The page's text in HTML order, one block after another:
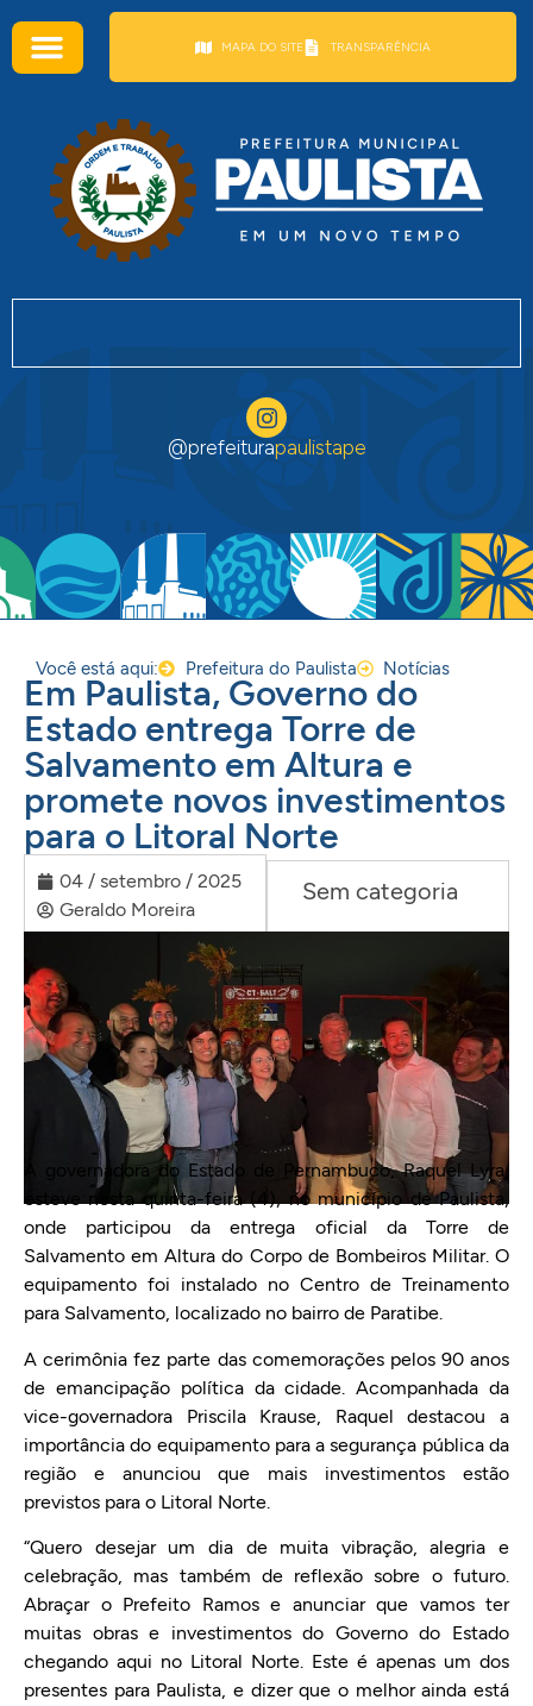
MAPA DO SITE TRANSPARÊNCIA
@prefeiturapaulistape
Você está aqui: Prefeitura do Paulista Notícias
Em Paulista, Governo do
Estado entrega Torre de
Salvamento em Altura e
promete novos investimentos
para o Litoral Norte
04 / setembro / 2025
Geraldo Moreira
Sem categoria
A governadora do Estado de Pernambuco, Raquel Lyra,
esteve nesta quinta-feira (4), no município de Paulista,
onde participou da entrega oficial da Torre de
Salvamento em Altura do Corpo de Bombeiros Militar. O
equipamento foi instalado no Centro de Treinamento
para Salvamento, localizado no bairro de Paratibe.
A cerimônia fez parte das comemorações pelos 90 anos
de emancipação política da cidade. Acompanhada da
vice-governadora Priscila Krause, Raquel destacou a
importância do equipamento para a segurança pública da
região e anunciou que mais investimentos estão
previstos para o Litoral Norte.
“Quero desejar um dia de muita vibração, alegria e
celebração, mas também de reflexão sobre o futuro.
Abraçar o Prefeito Ramos e anunciar que vamos ter
muitas obras e investimentos do Governo do Estado
chegando aqui no Litoral Norte. Este é apenas um dos
presentes para Paulista, e dizer que o melhor ainda está